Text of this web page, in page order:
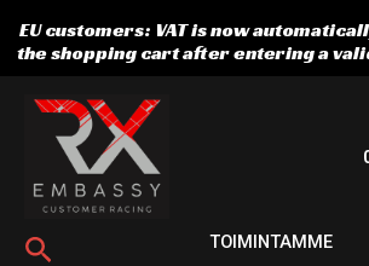
sisältöön
Hae TOIMINTAMME
EU customers: VAT is now
the shopping cart after entering a